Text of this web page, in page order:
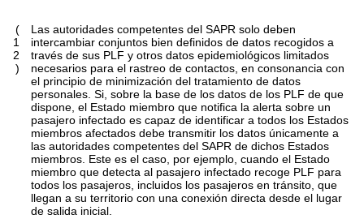
(
1
2
)
Las autoridades competentes del SAPR solo deben
intercambiar conjuntos bien definidos de datos recogidos a
través de sus PLF y otros datos epidemiológicos limitados
necesarios para el rastreo de contactos, en consonancia con
el principio de minimización del tratamiento de datos
personales. Si, sobre la base de los datos de los PLF de que
dispone, el Estado miembro que notifica la alerta sobre un
pasajero infectado es capaz de identificar a todos los Estados
miembros afectados debe transmitir los datos únicamente a
las autoridades competentes del SAPR de dichos Estados
miembros. Este es el caso, por ejemplo, cuando el Estado
miembro que detecta al pasajero infectado recoge PLF para
todos los pasajeros, incluidos los pasajeros en tránsito, que
llegan a su territorio con una conexión directa desde el lugar
de salida inicial.